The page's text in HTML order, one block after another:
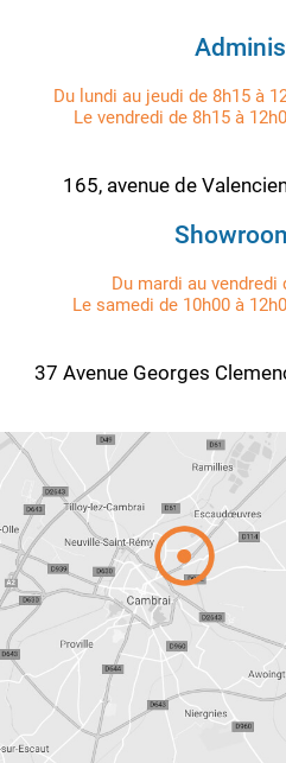
Du lundi au jeudi de 8h15 à
Le vendredi de 8h15 à
165, avenue de
Du mardi au vendredi
Le samedi de 10h00 à
37 Avenue Georges